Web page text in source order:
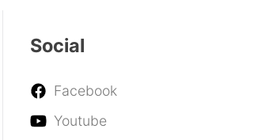
Social
Facebook
Youtube